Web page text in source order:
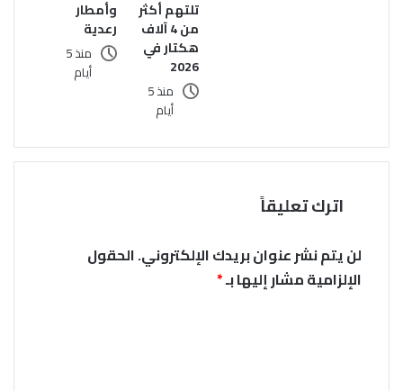
تلتهم أكثر
من 4 آلاف
هكتار في
2026
منذ 5
أيام
وأمطار
رعدية
منذ 5
أيام
اترك تعليقاً
لن يتم نشر عنوان بريدك الإلكتروني.الحقول
الإلزامية مشار إليها بـ*